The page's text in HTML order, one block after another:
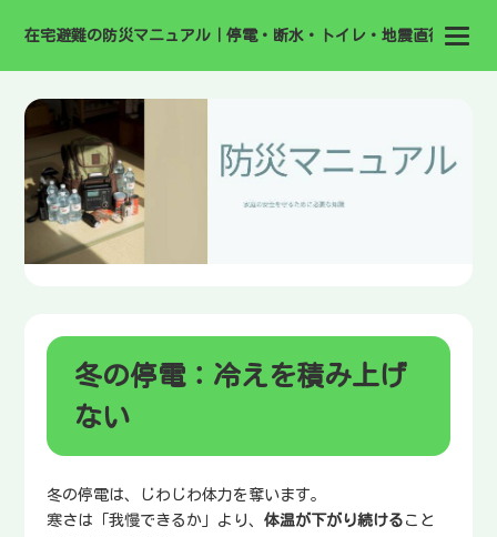
在宅避難の防災マニュアル｜停電・断水・トイレ・地震直後の備え
冬の停電：冷えを積み上げ
ない
冬の停電は、じわじわ体力を奪います。
寒さは「我慢できるか」より、体温が下がり続ける こと